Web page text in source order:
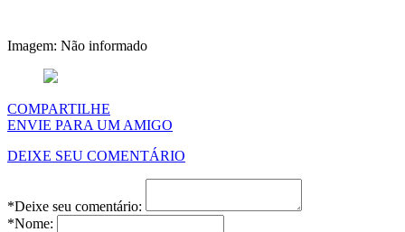
Imagem: Não informado
COMPARTILHE
ENVIE PARA UM AMIGO
DEIXE SEU COMENTÁRIO
*Deixe seu comentário:
*Nome: